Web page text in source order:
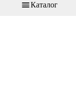
Каталог